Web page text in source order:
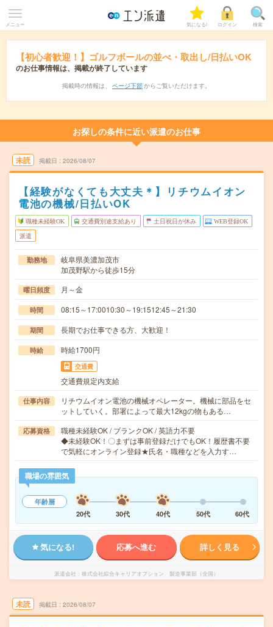
メニュー 気になる! ログイン 検索
【初心者歓迎！】ゴルフボールの並べ・取出し/日払いOK
のお仕事情報は、掲載が終了しています
掲載時の情報は、 ページ下部 からご覧いただけます。
お探しの条件に近い派遣のお仕事
未読 掲載日 2026/08/07
【経験がなくても大丈夫＊】リチウムイオン
電池の機械/日払いOK
職種未経験OK 交通費別途支給あり 土日祝日が休み WEB登録OK
派遣
勤務地
岐阜県美濃加茂市
加茂野駅から徒歩15分
曜日頻度 月～金
時間 08:15～17:0010:30～19:1512:45～21:30
期間 長期でお仕事できる方、大歓迎！
時給 時給1700円
交通費
交通費規定内支給
仕事内容
リチウムイオン電池の機械オペレーター。機械に部品をセ
ットしていく。部署によって最大12kgの物もある…
応募資格
職種未経験OK / ブランクOK / 英語力不要
◆未経験OK！〇まずは事前登録だけでもOK！履歴書不要
で気軽にオンライン登録★氏名・職種などを入力す…
職場の雰囲気
年齢層
20代
30代 40代 50代 60代
気になる! 応募へ進む 詳しく見る
派遣会社 株式会社綜合キャリアオプション 製造事業部（全国）
未読 掲載日 2026/08/07